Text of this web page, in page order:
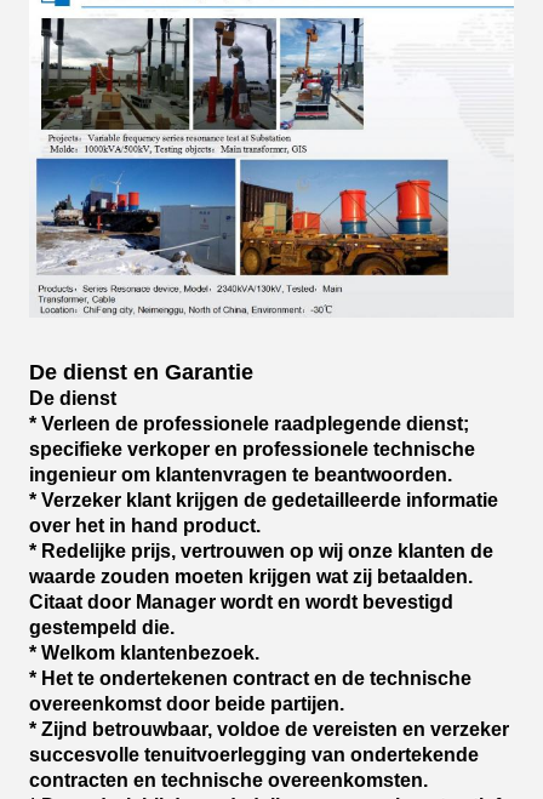
De dienst en Garantie
De dienst
* Verleen de professionele raadplegende dienst;
specifieke verkoper en professionele technische
ingenieur om klantenvragen te beantwoorden.
* Verzeker klant krijgen de gedetailleerde informatie
over het in hand product.
* Redelijke prijs, vertrouwen op wij onze klanten de
waarde zouden moeten krijgen wat zij betaalden.
Citaat door Manager wordt en wordt bevestigd
gestempeld die.
* Welkom klantenbezoek.
* Het te ondertekenen contract en de technische
overeenkomst door beide partijen.
* Zijnd betrouwbaar, voldoe de vereisten en verzeker
succesvolle tenuitvoerlegging van ondertekende
contracten en technische overeenkomsten.